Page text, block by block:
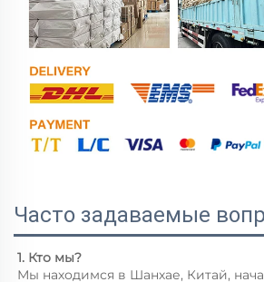
Часто задаваемые
1. Кто мы?
Мы находимся в Шанхае, Китай,